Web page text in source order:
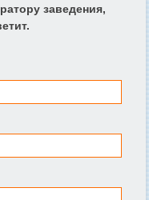
заведения,